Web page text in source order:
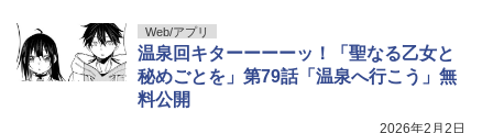
Web/アプリ
温泉回キターーーーッ！「聖なる乙女と
秘めごとを」第79話「温泉へ行こう」無
料公開
2026年2月2日